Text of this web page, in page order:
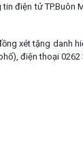
điện tử TP.Buôn
xét tặng danh
điện thoại